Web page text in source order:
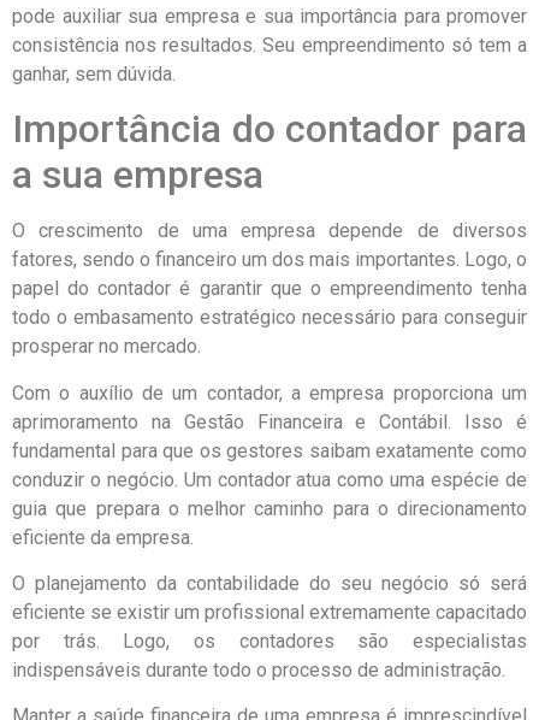
pode auxiliar sua empresa e sua importância para promover
consistência nos resultados. Seu empreendimento só tem a
ganhar, sem dúvida.
Importância do contador para
a sua empresa
O crescimento de uma empresa depende de diversos
fatores, sendo o financeiro um dos mais importantes. Logo, o
papel do contador é garantir que o empreendimento tenha
todo o embasamento estratégico necessário para conseguir
prosperar no mercado.
Com o auxílio de um contador, a empresa proporciona um
aprimoramento na Gestão Financeira e Contábil. Isso é
fundamental para que os gestores saibam exatamente como
conduzir o negócio. Um contador atua como uma espécie de
guia que prepara o melhor caminho para o direcionamento
eficiente da empresa.
O planejamento da contabilidade do seu negócio só será
eficiente se existir um profissional extremamente capacitado
por trás. Logo, os contadores são especialistas
indispensáveis durante todo o processo de administração.